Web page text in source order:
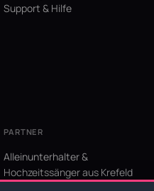
Support & Hilfe
PARTNER
Alleinunterhalter &
Hochzeitssänger aus Krefeld